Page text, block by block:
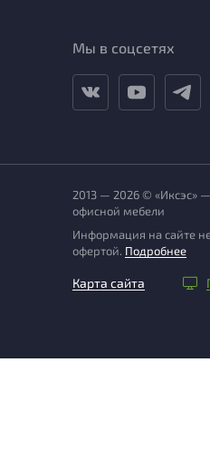
Мы в соцсетях
2013 — 2026 © «Иксэс»
офисной мебели
Информация на сайте
офертой. Подробнее
Карта сайта